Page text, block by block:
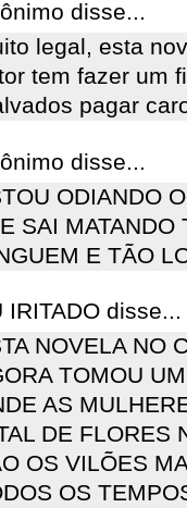
disse...
legal, esta
tem fazer um
pagar
disse...
ODIANDO
SAI MATANDO
E TÃO
IRITADO disse...
NOVELA NO
TOMOU
AS
DE FLORES
OS VILÕES
OS